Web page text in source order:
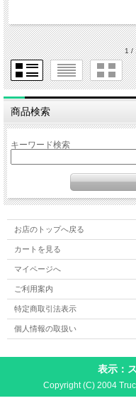
1 /
商品検索
キーワード検索
お店のトップへ戻る
カートを見る
マイページへ
ご利用案内
特定商取引法表示
個人情報の取扱い
表示：
Copyright (C) 2004